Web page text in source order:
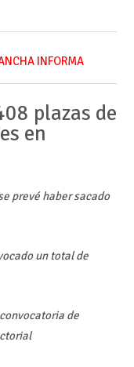
INFORMA
plazas de
en
prevé haber sacado
un total de
de